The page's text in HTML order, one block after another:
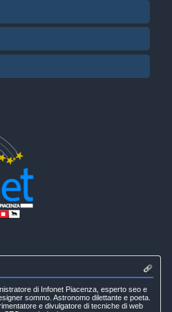
di Infonet Piacenza, esperto seo e
sommo. Astronomo dilettante e poeta.
e divulgatore di tecniche di web